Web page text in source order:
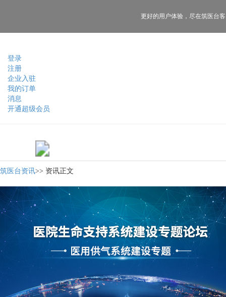
登录
注册
企业入驻
我的订单
消息
开通超级会员
更好的用户体验， 尽在筑医台
筑医台资讯>> 资讯正文